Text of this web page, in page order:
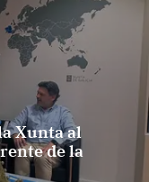
Xunta al
de la